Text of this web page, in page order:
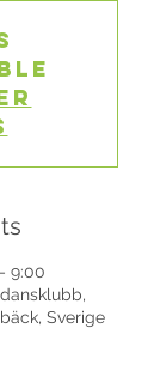
9:00
Sverige